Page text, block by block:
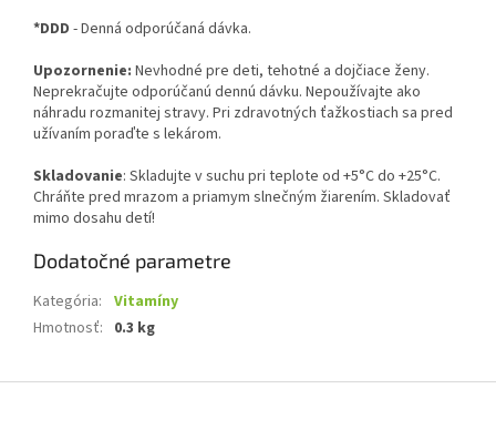
*DDD - Denná odporúčaná dávka.
Upozornenie: Nevhodné pre deti, tehotné a dojčiace ženy.
Neprekračujte odporúčanú dennú dávku. Nepoužívajte ako
náhradu rozmanitej stravy. Pri zdravotných ťažkostiach sa pred
užívaním poraďte s lekárom.
Skladovanie: Skladujte v suchu pri teplote od +5°C do +25°C.
Chráňte pred mrazom a priamym slnečným žiarením. Skladovať
mimo dosahu detí!
Dodatočné parametre
Kategória: Vitamíny
Hmotnosť: 0.3 kg